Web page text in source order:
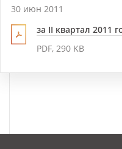
30 июн 2011
за II квартал 2011
PDF, 290 KB